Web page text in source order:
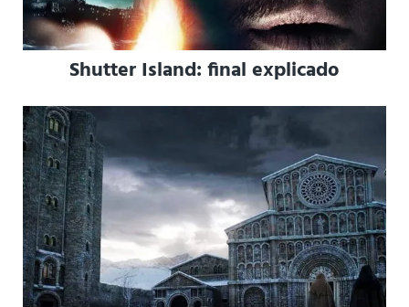
Shutter Island: final explicado